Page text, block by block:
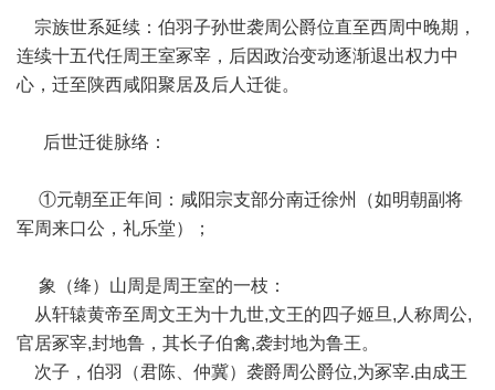
宗族世系延续：伯羽子孙世袭周公爵位直至西周中晚期，
连续十五代任周王室冢宰，后因政治变动逐渐退出权力中
心，迁至陕西咸阳聚居及后人迁徙。
后世迁徙脉络：
①元朝至正年间：咸阳宗支部分南迁徐州（如明朝副将
军周来口公，礼乐堂）；
象（绛）山周是周王室的一枝：
从轩辕黄帝至周文王为十九世,文王的四子姬旦,人称周公,
官居冢宰,封地鲁，其长子伯禽,袭封地为鲁王。
次子，伯羽（君陈、仲冀）袭爵周公爵位,为冢宰.由成王